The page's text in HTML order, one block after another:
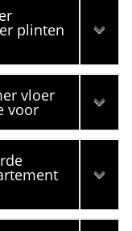
plinten
vloer
voor